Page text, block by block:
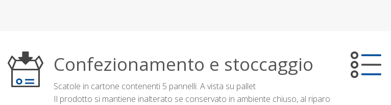
Confezionamento e stoccaggio
Scatole in cartone contenenti 5 pannelli. A vista su pallet
Il prodotto si mantiene inalterato se conservato in ambiente chiuso, al riparo